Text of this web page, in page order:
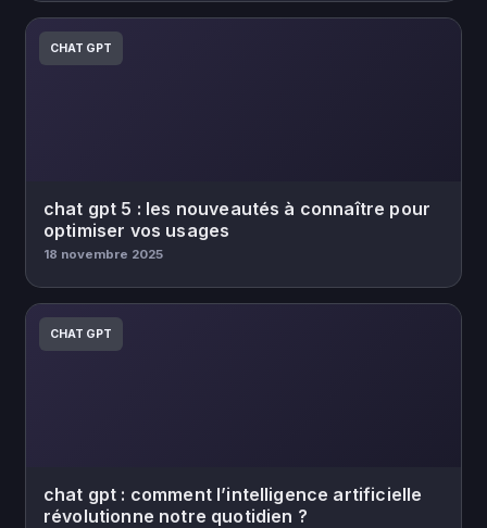
CHAT GPT
chat gpt 5 : les nouveautés à connaître pour
optimiser vos usages
18 novembre 2025
CHAT GPT
chat gpt : comment l’intelligence artificielle
révolutionne notre quotidien ?